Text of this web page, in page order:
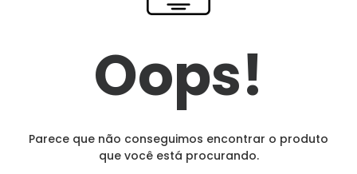
Oops!
Parece que não conseguimos encontrar o produto
que você está procurando.